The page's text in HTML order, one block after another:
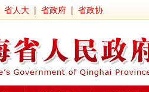
省人大 | 省政府 | 省政协